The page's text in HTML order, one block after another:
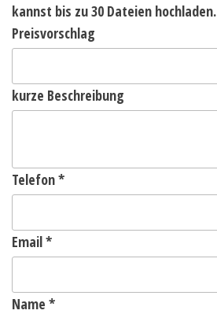
kannst bis zu 30 Dateien hochladen.
Preisvorschlag
kurze Beschreibung
Telefon*
Email*
Name *